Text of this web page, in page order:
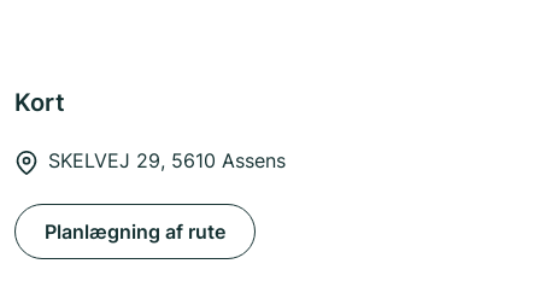
Kort
SKELVEJ 29, 5610 Assens
Planlægning af rute